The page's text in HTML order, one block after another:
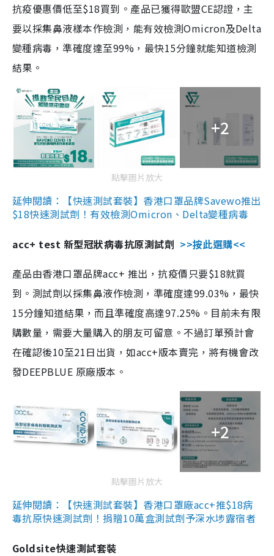
抗疫優惠價低至$18買到。產品已獲得歐盟CE認證，主
要以採集鼻液樣本作檢測，能有效檢測Omicron及Delta
變種病毒，準確度達至99%，最快15分鐘就能知道檢測
結果。
+2
點擊圖片放大
延伸閱讀：【快速測試套裝】香港口罩品牌Savewo推出
$18快速測試劑！有效檢測Omicron、Delta變種病毒
acc+ test 新型冠狀病毒抗原測試劑 >>按此選購<<
產品由香港口罩品牌acc+ 推出，抗疫價只要$18就買
到。測試劑以採集鼻液作檢測，準確度達99.03%，最快
15分鐘知道結果，而且準確度高達97.25%。目前未有限
購數量，需要大量購入的朋友可留意。不過訂單預計會
在確認後10至21日出貨，如acc+版本賣完，將有機會改
發DEEPBLUE 原廠版本。
+2
點擊圖片放大
延伸閱讀：【快速測試套裝】香港口罩廠acc+推$18病
毒抗原快速測試劑！捐贈10萬盒測試劑予深水埗露宿者
Goldsite快速測試套裝